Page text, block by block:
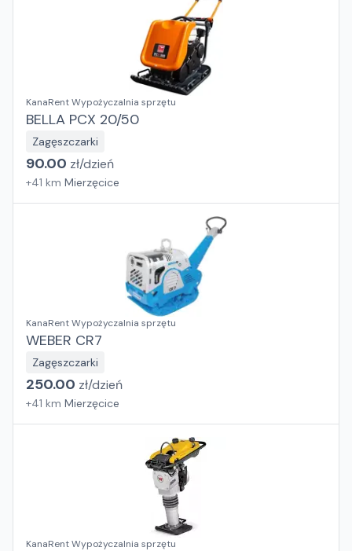
KanaRent Wypożyczalnia sprzętu
BELLA PCX 20/50
Zagęszczarki
90.00 zł/dzień
+41 km Mierzęcice
KanaRent Wypożyczalnia sprzętu
WEBER CR7
Zagęszczarki
250.00 zł/dzień
+41 km Mierzęcice
KanaRent Wypożyczalnia sprzętu